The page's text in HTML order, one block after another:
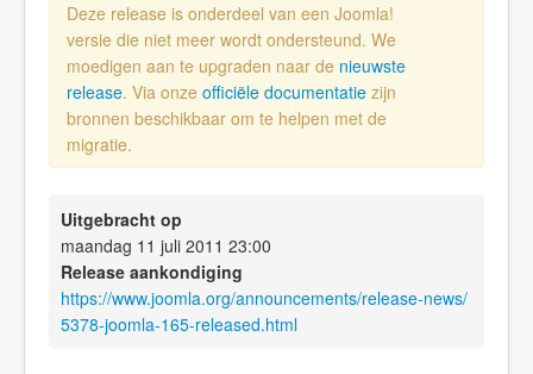
Deze release is onderdeel van een Joomla!
versie die niet meer wordt ondersteund. We
moedigen aan te upgraden naar de nieuwste
release. Via onze officiële documentatie zijn
bronnen beschikbaar om te helpen met de
migratie.
Uitgebracht op
maandag 11 juli 2011 23:00
Release aankondiging
https://www.joomla.org/announcements/release-news/
5378-joomla-165-released.html